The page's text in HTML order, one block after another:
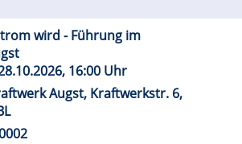
wird - Führung im
16:00 Uhr
Augst, Kraftwerkstr. 6,